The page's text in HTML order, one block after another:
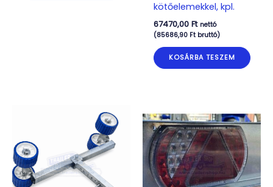
kötőelemekkel, kpl.
67470,00 Ft nettó
(85686,90 Ftbruttó)
KOSÁRBA TESZEM